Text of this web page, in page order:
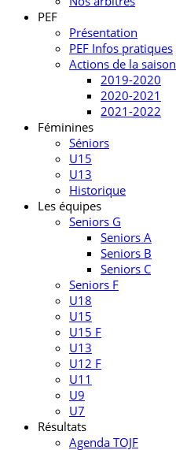
PEF
Présentation
PEF Infos pratiques
Actions de la saison
2019-2020
2020-2021
2021-2022
Féminines
Séniors
U15
U13
Historique
Les équipes
Seniors G
Seniors A
Seniors B
Seniors C
Seniors F
U18
U15
U15 F
U13
U12 F
U11
U9
U7
Résultats
Agenda TOJF